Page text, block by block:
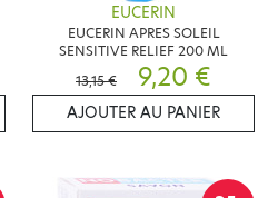
EUCERIN
EUCERIN APRES SOLEIL
SENSITIVE RELIEF 200 ML
13,15 €
9,20 €
AJOUTER AU PANIER